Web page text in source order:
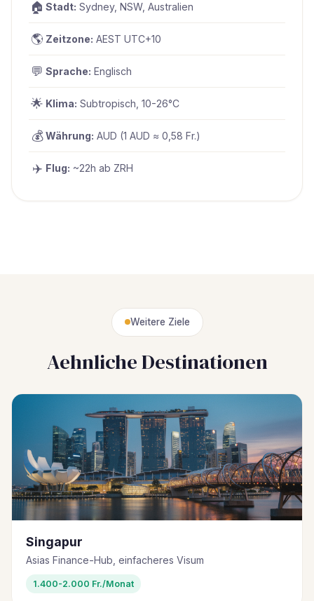
🏠 Stadt: Sydney, NSW, Australien
🌎 Zeitzone: AEST UTC+10
💬 Sprache: Englisch
🌟 Klima: Subtropisch, 10-26°C
💰 Währung: AUD (1 AUD ≈ 0,58 Fr.)
✈️ Flug: ~22h ab ZRH
Weitere Ziele
Aehnliche Destinationen
Singapur
Asias Finance-Hub, einfacheres Visum
1.400-2.000 Fr./Monat